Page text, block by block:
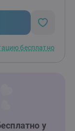
в работе
бесплатно
у